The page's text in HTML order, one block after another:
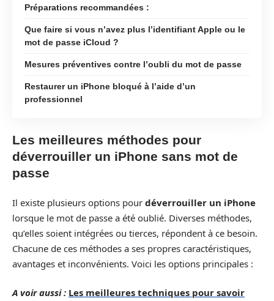
Préparations recommandées :
Que faire si vous n’avez plus l’identifiant Apple ou le
mot de passe iCloud ?
Mesures préventives contre l’oubli du mot de passe
Restaurer un iPhone bloqué à l’aide d’un
professionnel
Les meilleures méthodes pour
déverrouiller un iPhone sans mot de
passe
Il existe plusieurs options pour déverrouiller un iPhone
lorsque le mot de passe a été oublié. Diverses méthodes,
qu’elles soient intégrées ou tierces, répondent à ce besoin.
Chacune de ces méthodes a ses propres caractéristiques,
avantages et inconvénients. Voici les options principales :
A voir aussi : Les meilleures techniques pour savoir